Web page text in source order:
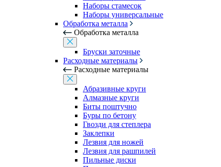
Наборы стамесок
Наборы универсальные
Обработка металла
Обработка металла
Бруски заточные
Расходные материалы
Расходные материалы
Абразивные круги
Алмазные круги
Биты поштучно
Буры по бетону
Гвозди для степлера
Заклепки
Лезвия для ножей
Лезвия для рашпилей
Пильные диски